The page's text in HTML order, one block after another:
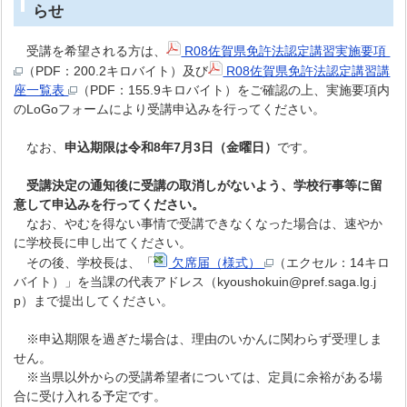
らせ
受講を希望される方は、
R08佐賀県免許法認定講習実施要項
（PDF：200.2キロバイト）及び
R08佐賀県免許法認定講習講
座一覧表
（PDF：155.9キロバイト）をご確認の上、実施要項内
のLoGoフォームにより受講申込みを行ってください。
なお、申込期限は令和8年7月3日（金曜日） です。
受講決定の通知後に受講の取消しがないよう、学校行事等に留
意して申込みを行ってください。
なお、やむを得ない事情で受講できなくなった場合は、速やか
に学校長に申し出てください。
その後、学校長は、「
欠席届（様式）
（エクセル：14キロ
バイト）」を当課の代表アドレス（kyoushokuin@pref.saga.lg.j
p）まで提出してください。
※申込期限を過ぎた場合は、理由のいかんに関わらず受理しま
せん。
※当県以外からの受講希望者については、定員に余裕がある場
合に受け入れる予定です。